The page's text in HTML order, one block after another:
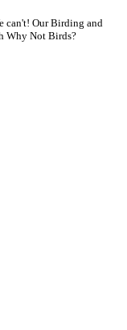
can't! Our Birding and
Why Not Birds?